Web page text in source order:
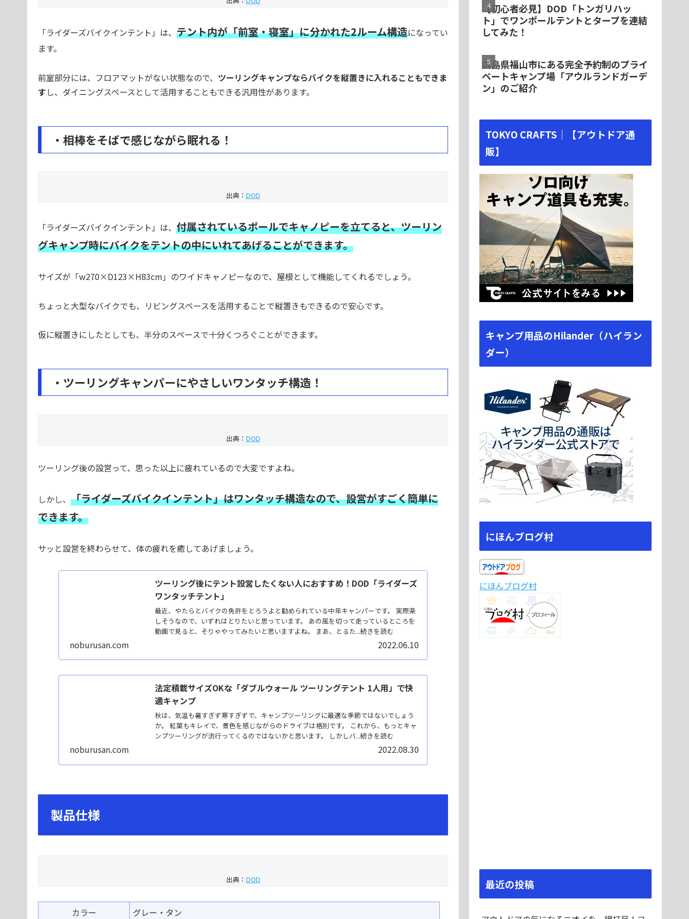
「ライダーズバイクインテント」は、 テント内が「前室・寝室」に分かれた2ルーム構造になってい
ます。
前室部分には、フロアマットがない状態なので、 ツーリングキャンプならバイクを縦置きに入れることもできま
すし、ダイニングスペースとして活用することもできる汎用性があります。
・相棒をそばで感じながら眠れる！
出典： DOD
「ライダーズバイクインテント」は、 付属されているポールでキャノピーを立てると、ツーリン
グキャンプ時にバイクをテントの中にいれてあげることができます。
サイズが「w270×D123×H83cm」のワイドキャノピーなので、屋根として機能してくれるでしょう。
ちょっと大型なバイクでも、リビングスペースを活用することで縦置きもできるので安心です。
仮に縦置きにしたとしても、半分のスペースで十分くつろぐことができます。
・ツーリングキャンパーにやさしいワンタッチ構造！
出典： DOD
ツーリング後の設営って、思った以上に疲れているので大変ですよね。
しかし、 「ライダーズバイクインテント」はワンタッチ構造なので、設営がすごく簡単に
できます。
サッと設営を終わらせて、体の疲れを癒してあげましょう。
ツーリング後にテント設営したくない人におすすめ！DOD「ライダーズ
ワンタッチテント」
最近、やたらとバイクの免許をとろうよと勧められている中年キャンパーです。 実際楽
しそうなので、いずれはとりたいと思っています。 あの風を切って走っているところを
動画で見ると、そりゃやってみたいと思いますよね。 まあ、とるた...続きを読む
noburusan.com 2022.06.10
法定積載サイズOKな「ダブルウォール ツーリングテント 1人用」で快
適キャンプ
秋は、気温も暑すぎず寒すぎずで、キャンプツーリングに最適な季節ではないでしょう
か。 紅葉もキレイで、景色を感じながらのドライブは格別です。 これから、もっとキャ
ンプツーリングが流行ってくるのではないかと思います。 しかしバ...続きを読む
noburusan.com 2022.08.30
製品仕様
出典： DOD
カラー グレー・タン
【初心者必見】DOD「トンガリハッ
ト」でワンポールテントとタープを連結
してみた！
広島県福山市にある完全予約制のプライ
ベートキャンプ場「アウルランドガーデ
ン」のご紹介
TOKYO CRAFTS｜【アウトドア通
販】
キャンプ用品のHilander（ハイラン
ダー）
にほんブログ村
にほんブログ村
最近の投稿